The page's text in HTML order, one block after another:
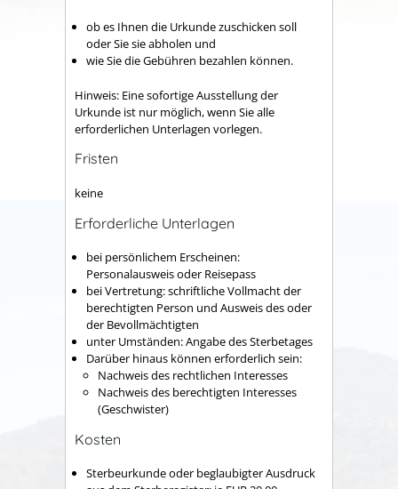
ob es Ihnen die Urkunde zuschicken soll
oder Sie sie abholen und
wie Sie die Gebühren bezahlen können.
Hinweis: Eine sofortige Ausstellung der
Urkunde ist nur möglich, wenn Sie alle
erforderlichen Unterlagen vorlegen.
Fristen
keine
Erforderliche Unterlagen
bei persönlichem Erscheinen:
Personalausweis oder Reisepass
bei Vertretung: schriftliche Vollmacht der
berechtigten Person und Ausweis des oder
der Bevollmächtigten
unter Umständen: Angabe des Sterbetages
Darüber hinaus können erforderlich sein:
Nachweis des rechtlichen Interesses
Nachweis des berechtigten Interesses
(Geschwister)
Kosten
Sterbeurkunde oder beglaubigter Ausdruck